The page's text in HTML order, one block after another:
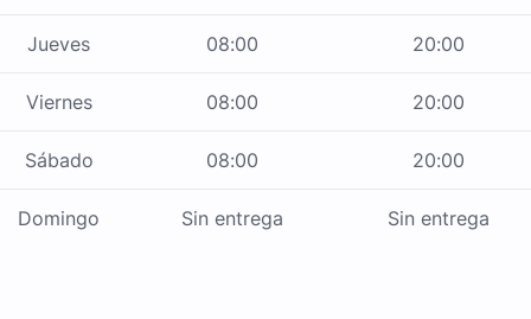
Jueves 08:00 20:00
Viernes 08:00 20:00
Sábado 08:00 20:00
Domingo Sin entrega Sin entrega